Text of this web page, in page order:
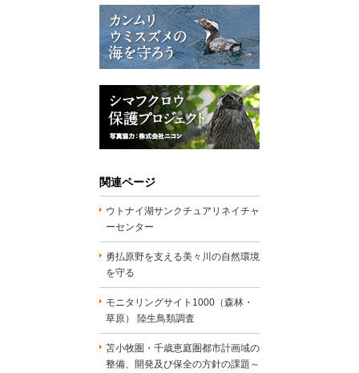
関連ページ
ウトナイ湖サンクチュアリネイチャ
ーセンター
勇払原野を支える美々川の自然環境
を守る
モニタリングサイト1000（森林・
草原） 陸生鳥類調査
苫小牧圏・千歳恵庭圏都市計画域の
整備、開発及び保全の方針の課題～